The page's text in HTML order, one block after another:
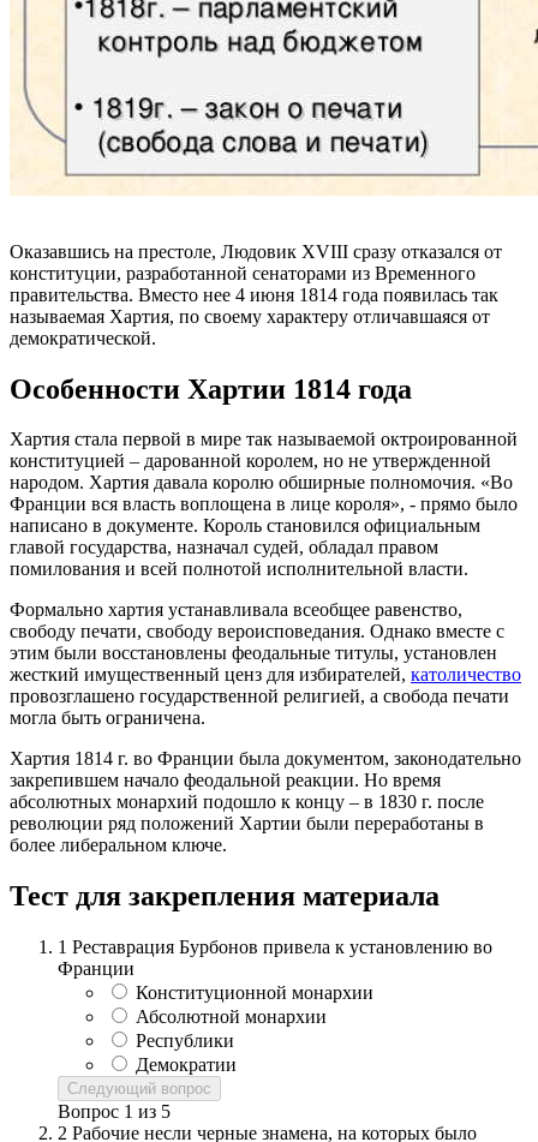
Оказавшись на престоле, Людовик XVIII сразу отказался от
конституции, разработанной сенаторами из Временного
правительства. Вместо нее 4 июня 1814 года появилась так
называемая Хартия, по своему характеру отличавшаяся от
демократической.
Особенности Хартии 1814 года
Хартия стала первой в мире так называемой октроированной
конституцией – дарованной королем, но не утвержденной
народом. Хартия давала королю обширные полномочия. «Во
Франции вся власть воплощена в лице короля», - прямо было
написано в документе. Король становился официальным
главой государства, назначал судей, обладал правом
помилования и всей полнотой исполнительной власти.
Формально хартия устанавливала всеобщее равенство,
свободу печати, свободу вероисповедания. Однако вместе с
этим были восстановлены феодальные титулы, установлен
жесткий имущественный ценз для избирателей, католичество
провозглашено государственной религией, а свобода печати
могла быть ограничена.
Хартия 1814 г. во Франции была документом, законодательно
закрепившем начало феодальной реакции. Но время
абсолютных монархий подошло к концу – в 1830 г. после
революции ряд положений Хартии были переработаны в
более либеральном ключе.
Тест для закрепления материала
1 Реставрация Бурбонов привела к установлению во
Франции
Конституционной монархии
Абсолютной монархии
Республики
Демократии
Следующий вопрос
Вопрос 1 из 5
2 Рабочие несли черные знамена, на которых было